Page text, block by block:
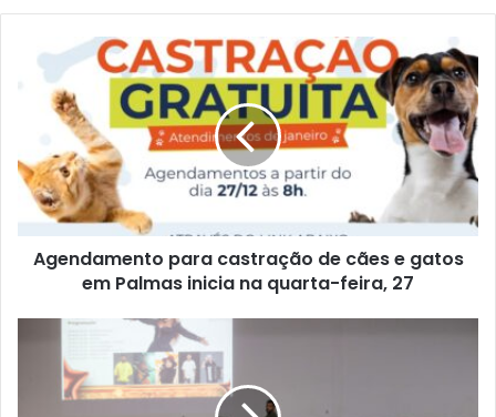
b
i
t
e
Agendamento para castração de cães e gatos
em Palmas inicia na quarta-feira, 27